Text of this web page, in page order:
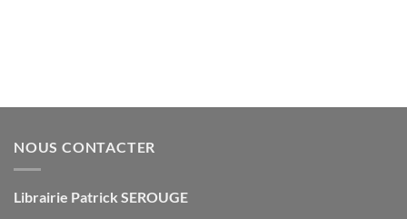
NOUS CONTACTER
Librairie Patrick SEROUGE